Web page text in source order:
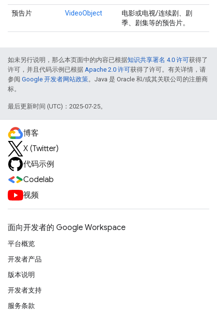
预告片 VideoObject
电影或电视/连续剧、剧
季、剧集等的预告片。
如未另行说明，那么本页面中的内容已根据知识共享署名 4.0 许可获得了
许可，并且代码示例已根据 Apache 2.0 许可获得了许可。有关详情，请
参阅 Google 开发者网站政策。Java 是 Oracle 和/或其关联公司的注册商
标。
最后更新时间 (UTC)：2025-07-25。
博客
X (Twitter)
代码示例
Codelab
视频
面向开发者的 Google Workspace
平台概览
开发者产品
版本说明
开发者支持
服务条款